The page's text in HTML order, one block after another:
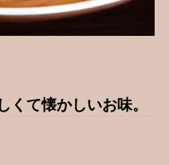
くて懐かしいお味。